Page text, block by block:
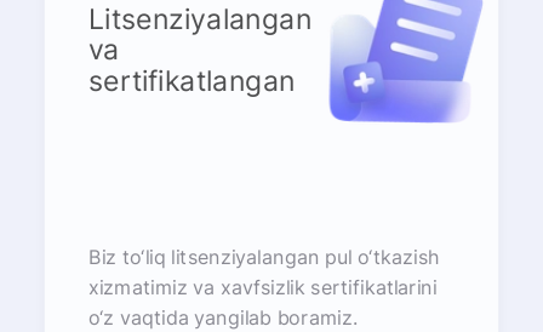
Litsenziyalangan
va
sertifikatlangan
Biz to‘liq litsenziyalangan pul o‘tkazish
xizmatimiz va xavfsizlik sertifikatlarini
o‘z vaqtida yangilab boramiz.